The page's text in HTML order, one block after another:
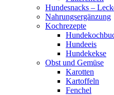
Hundesnacks –
Nahrungsergänzung
Kochrezepte
Hundeeis
Hundekekse
Obst und Gemüse
Karotten
Kartoffeln
Fenchel